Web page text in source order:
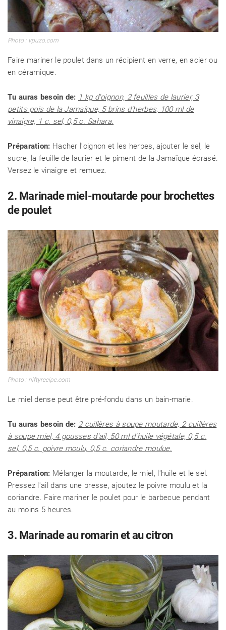
Photo : vpuzo.com
Faire mariner le poulet dans un récipient en verre, en acier ou
en céramique.
Tu auras besoin de: 1 kg d'oignon, 2 feuilles de laurier, 3
petits pois de la Jamaïque, 5 brins d'herbes, 100 ml de
vinaigre, 1 c. sel, 0,5 c. Sahara.
Préparation: Hacher l'oignon et les herbes, ajouter le sel, le
sucre, la feuille de laurier et le piment de la Jamaïque écrasé.
Versez le vinaigre et remuez.
2. Marinade miel-moutarde pour brochettes
de poulet
Photo : niftyrecipe.com
Le miel dense peut être pré-fondu dans un bain-marie.
Tu auras besoin de: 2 cuillères à soupe moutarde, 2 cuillères
à soupe miel, 4 gousses d'ail, 50 ml d'huile végétale, 0,5 c.
sel, 0,5 c. poivre moulu, 0,5 c. coriandre moulue.
Préparation: Mélanger la moutarde, le miel, l'huile et le sel.
Pressez l'ail dans une presse, ajoutez le poivre moulu et la
coriandre. Faire mariner le poulet pour le barbecue pendant
au moins 5 heures.
3. Marinade au romarin et au citron